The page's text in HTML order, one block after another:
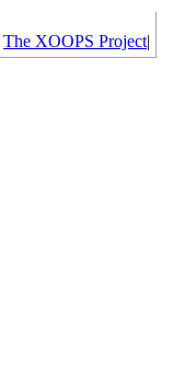
The XOOPS Project|